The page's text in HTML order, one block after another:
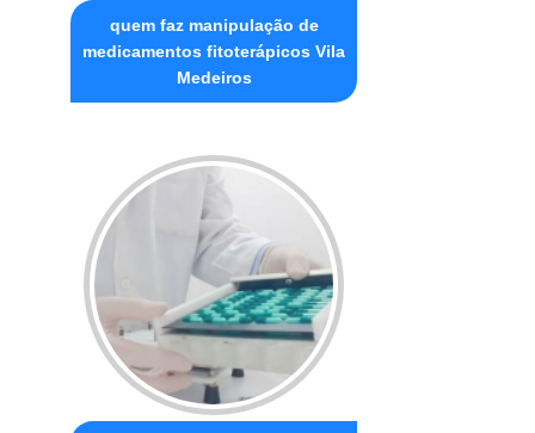
quem faz manipulação de
medicamentos fitoterápicos Vila
Medeiros